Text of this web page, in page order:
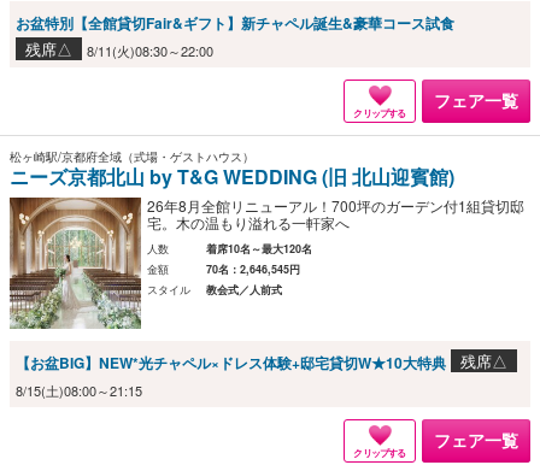
お盆特別【全館貸切Fair&ギフト】新チャペル誕生&豪華コース試食
残席△ 8/11(火)08:30～22:00
クリップする
フェア一覧
松ヶ崎駅/京都府全域（式場・ゲストハウス）
ニーズ京都北山 by T&G WEDDING (旧 北山迎賓館)
26年8月全館リニューアル！700坪のガーデン付1組貸切邸
宅。木の温もり溢れる一軒家へ
人数
着席10名～最大120名
金額
70名：2,646,545円
スタイル
教会式／人前式
【お盆BIG】NEW*光チャペル×ドレス体験+邸宅貸切W★10大特典 残席△
8/15(土)08:00～21:15
クリップする
フェア一覧